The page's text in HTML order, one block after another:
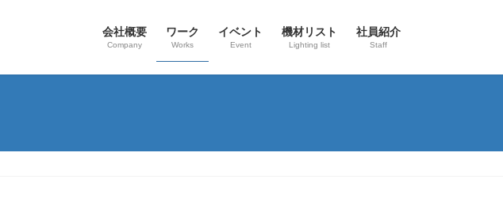
会社概要
Company
ワーク
Works
イベント
Event
機材リスト
Lighting list
社員紹介
Staff